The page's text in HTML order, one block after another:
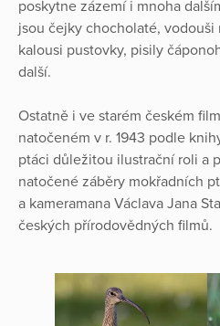
poskytne zázemí i mnoha
jsou čejky chocholaté,
kalousi pustovky, pisily
další.
Ostatně i ve starém českém
natočeném v r. 1943 podle
ptáci důležitou ilustrační roli a
natočené záběry mokřadních
a kameramana Václava Jana
českých přírodovědných filmů.